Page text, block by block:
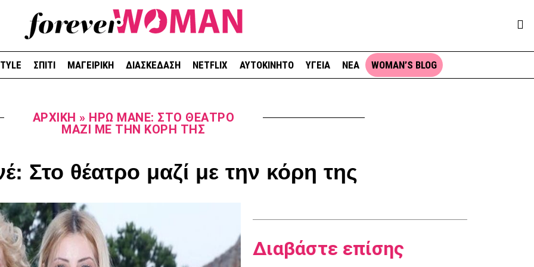
ΣΠΙΤΙ ΜΑΓΕΙΡΙΚΗ ΔΙΑΣΚΕΔΑΣΗ NETFLIX ΑΥΤΟΚΙΝΗΤΟ ΥΓΕΙΑ ΝΕΑ WOMAN’S BLOG
ΑΡΧΙΚΉ » ΗΡΏ ΜΑΝΈ: ΣΤΟ ΘΈΑΤΡΟ
ΜΑΖΊ ΜΕ ΤΗΝ ΚΌΡΗ ΤΗΣ
Στο θέατρο μαζί με την κόρη της
Διαβάστε επίσης